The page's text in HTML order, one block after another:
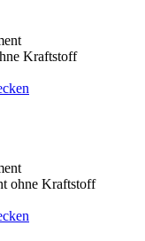
Kraftstoff
ohne Kraftstoff